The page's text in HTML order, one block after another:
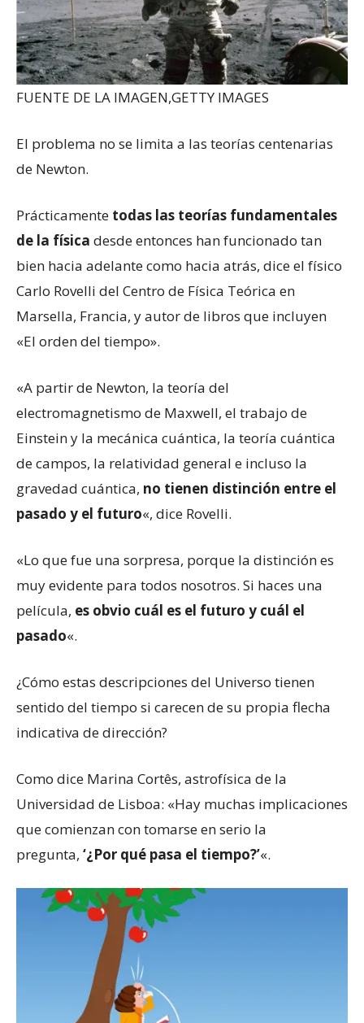
FUENTE DE LA IMAGEN,GETTY IMAGES
El problema no se limita a las teorías centenarias
de Newton.
Prácticamente todas las teorías fundamentales
de la física desde entonces han funcionado tan
bien hacia adelante como hacia atrás, dice el físico
Carlo Rovelli del Centro de Física Teórica en
Marsella, Francia, y autor de libros que incluyen
«El orden del tiempo».
«A partir de Newton, la teoría del
electromagnetismo de Maxwell, el trabajo de
Einstein y la mecánica cuántica, la teoría cuántica
de campos, la relatividad general e incluso la
gravedad cuántica, no tienen distinción entre el
pasado y el futuro«, dice Rovelli.
«Lo que fue una sorpresa, porque la distinción es
muy evidente para todos nosotros. Si haces una
película, es obvio cuál es el futuro y cuál el
pasado«.
¿Cómo estas descripciones del Universo tienen
sentido del tiempo si carecen de su propia flecha
indicativa de dirección?
Como dice Marina Cortês, astrofísica de la
Universidad de Lisboa: «Hay muchas implicaciones
que comienzan con tomarse en serio la
pregunta, ‘¿Por qué pasa el tiempo?’«.